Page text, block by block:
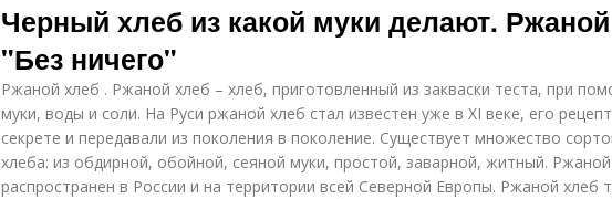
Черный хлеб из какой муки делают.
"Без ничего"
Ржаной хлеб . Ржаной хлеб – хлеб, приготовленный из закваски теста, при
муки, воды и соли. На Руси ржаной хлеб стал известен уже в XI веке, его
секрете и передавали из поколения в поколение. Существует множество
хлеба: из обдирной, обойной, сеяной муки, простой, заварной, житный.
распространен в России и на территории всей Северной Европы. Ржаной хлеб